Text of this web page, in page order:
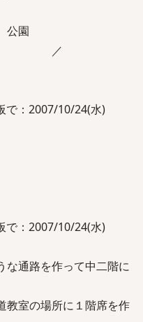
公園
で：2007/10/24(水)
で：2007/10/24(水)
な通路を作って中二階に
教室の場所に１階席を作